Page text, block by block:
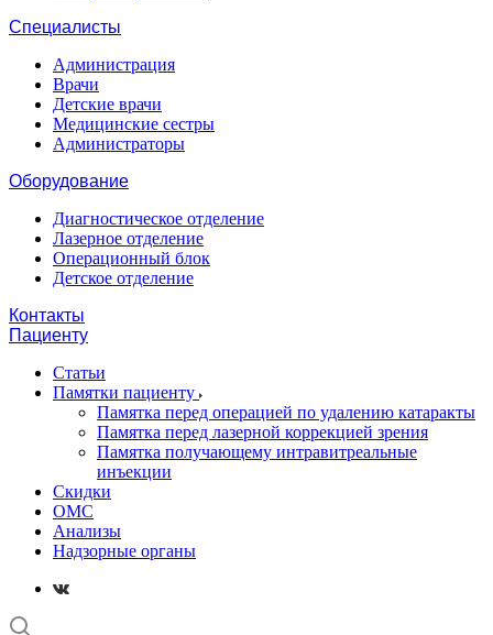
Специалисты
Администрация
Врачи
Детские врачи
Медицинские сестры
Администраторы
Оборудование
Диагностическое отделение
Лазерное отделение
Операционный блок
Детское отделение
Контакты
Пациенту
Статьи
Памятки пациенту
Памятка перед операцией по удалению катаракты
Памятка перед лазерной коррекцией зрения
Памятка получающему интравитреальные
инъекции
Скидки
ОМС
Анализы
Надзорные органы